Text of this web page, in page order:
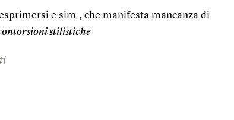
e sim., che manifesta mancanza di
stilistiche